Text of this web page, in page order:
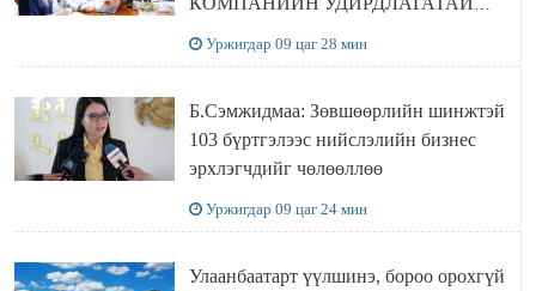
Уржигдар 09 цаг 28 мин
Б.Сэмжидмаа: Зөвшөөрлийн шинжтэй
103 бүртгэлээс нийслэлийн бизнес
эрхлэгчдийг чөлөөллөө
Уржигдар 09 цаг 24 мин
Улаанбаатарт үүлшинэ, бороо орохгүй